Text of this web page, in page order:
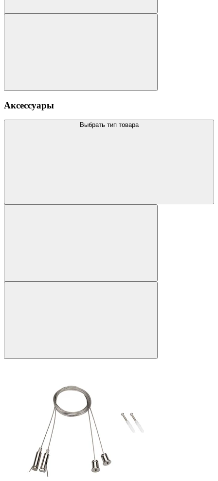
Аксессуары
Выбрать тип товара